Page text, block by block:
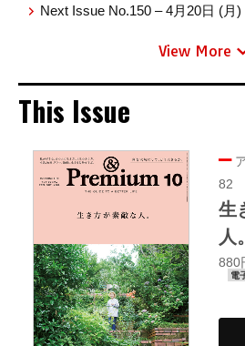
Next Issue No.150 – 4月20日 (月)
View More
This Issue
82
生
人。
880
電